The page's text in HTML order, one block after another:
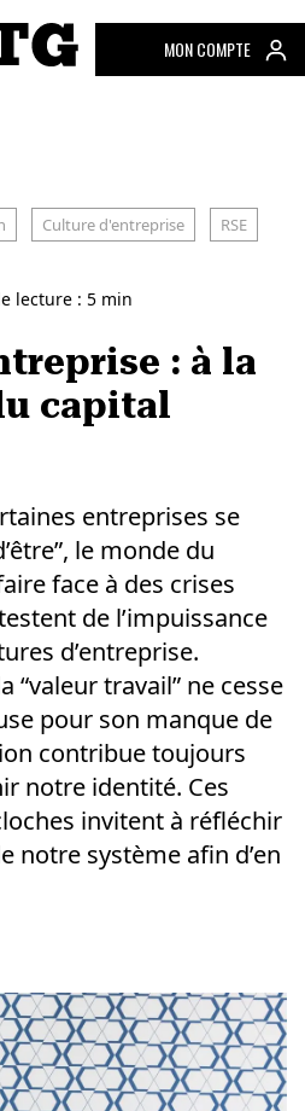
MON COMPTE
Culture d'entreprise RSE
lecture : 5 min
: à la
capital
entreprises se
le monde du
face à des crises
de l’impuissance
d’entreprise.
“valeur travail” ne cesse
pour son manque de
contribue toujours
notre identité. Ces
invitent à réfléchir
notre système afin d’en